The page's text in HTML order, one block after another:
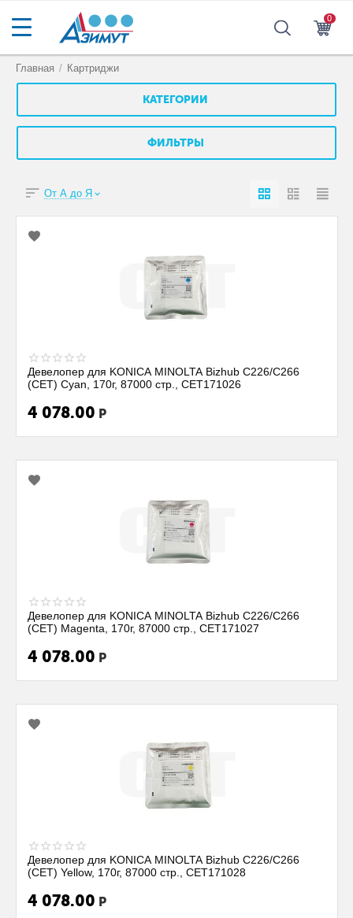
0
Главная / Картриджи
КАТЕГОРИИ
ФИЛЬТРЫ
От А до Я
Девелопер для KONICA MINOLTA Bizhub C226/C266
(CET) Cyan, 170г, 87000 стр., CET171026
4 078.00 Р
Девелопер для KONICA MINOLTA Bizhub C226/C266
(CET) Magenta, 170г, 87000 стр., CET171027
4 078.00 Р
Девелопер для KONICA MINOLTA Bizhub C226/C266
(CET) Yellow, 170г, 87000 стр., CET171028
4 078.00 Р